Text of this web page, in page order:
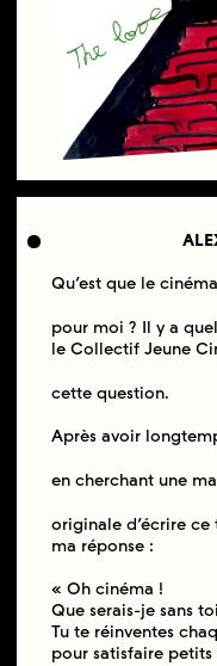
Qu’est que le
pour moi ? Il y a
le Collectif Jeune
cette question.
Après avoir
en cherchant une
originale d’écrire
ma réponse :
« Oh cinéma !
Que serais-je sans
Tu te réinventes
pour satisfaire petits